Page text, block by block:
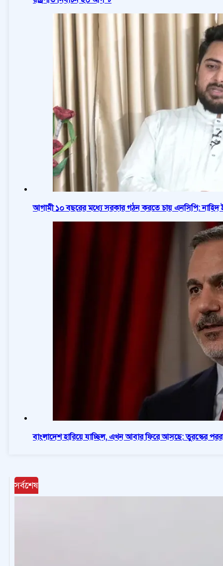
আগামী ১০ বছরের মধ্যে সরকার গঠন করতে চায় এনসিপি: নাহিদ
বাংলাদেশ হারিয়ে যাচ্ছিল, এখন আবার ফিরে আসছে: তুরস্কের
সর্বশেষ